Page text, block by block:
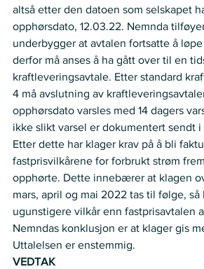
altså etter den datoen som selskapet
opphørsdato, 12.03.22. Nemnda
underbygger at avtalen fortsatte å
derfor må anses å ha gått over til en
kraftleveringsavtale. Etter standard
4 må avslutning av
opphørsdato varsles med 14 dagers
ikke slikt varsel er dokumentert sendt i
Etter dette har klager krav på å bli
fastprisvilkårene for forbrukt strøm
opphørte. Dette innebærer at klagen
mars, april og mai 2022 tas til følge,
ugunstigere vilkår enn fastprisavtalen
Nemndas konklusjon er at klager gis
Uttalelsen er enstemmig.
VEDTAK